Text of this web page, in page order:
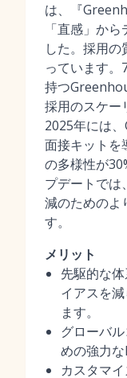
は、『
「直感」か
した。採用
っています。
持つ
採用のスケー
2025年には
面接キットを
の多様性が
プデートでは
減のためのよ
す。
メリット
先駆的な
イアスを
ます。
グローバ
めの強力な
カスタマ